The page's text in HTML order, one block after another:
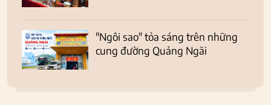
"Ngôi sao" tỏa sáng trên những
cung đường Quảng Ngãi